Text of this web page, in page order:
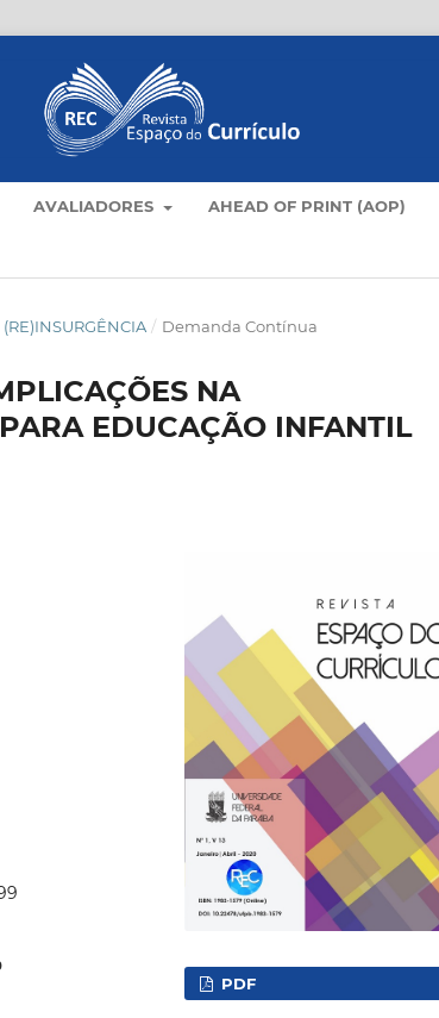
AVALIADORES AHEAD OF PRINT (AOP)
(RE)INSURGÊNCIA / Demanda Contínua
NA
EDUCAÇÃO INFANTIL
PDF